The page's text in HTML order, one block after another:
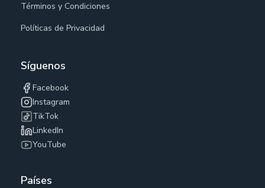
Términos y Condiciones
Políticas de Privacidad
Síguenos
Facebook
Instagram
TikTok
LinkedIn
YouTube
Países